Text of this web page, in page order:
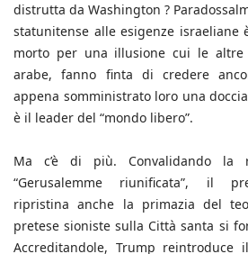
distrutta da Washington ?
statunitense alle esigenze israeliane
morto per una illusione cui le altre
arabe, fanno finta di credere
appena somministrato loro una
è il leader del “mondo libero”.
Ma c’è di più. Convalidando la
“Gerusalemme riunificata”, il
ripristina anche la primazia del
pretese sioniste sulla Città santa si
Accreditandole, Trump